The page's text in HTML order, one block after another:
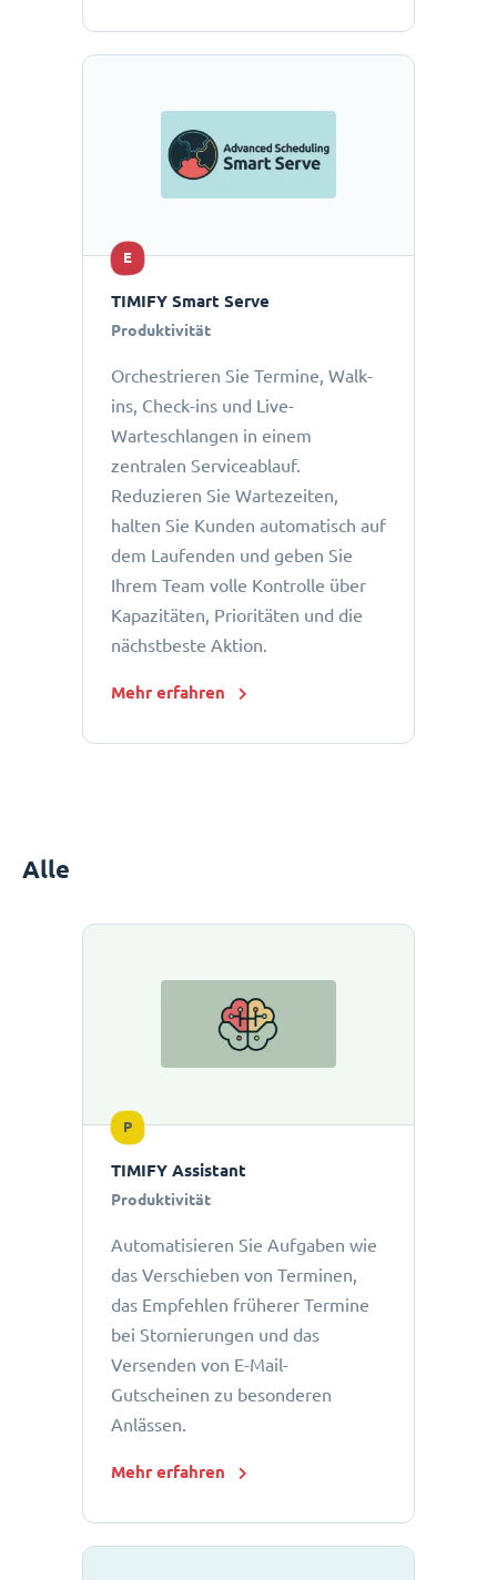
E
TIMIFY Smart Serve
Produktivität
Orchestrieren Sie Termine, Walk-
ins, Check-ins und Live-
Warteschlangen in einem
zentralen Serviceablauf.
Reduzieren Sie Wartezeiten,
halten Sie Kunden automatisch auf
dem Laufenden und geben Sie
Ihrem Team volle Kontrolle über
Kapazitäten, Prioritäten und die
nächstbeste Aktion.
Mehr erfahren
Alle
P
TIMIFY Assistant
Produktivität
Automatisieren Sie Aufgaben wie
das Verschieben von Terminen,
das Empfehlen früherer Termine
bei Stornierungen und das
Versenden von E-Mail-
Gutscheinen zu besonderen
Anlässen.
Mehr erfahren